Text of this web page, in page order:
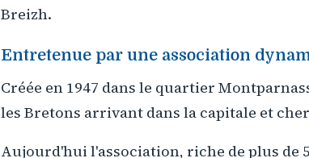
Breizh.
Entretenue par une association
Créée en 1947 dans le quartier
les Bretons arrivant dans la capitale et
Aujourd'hui l'association, riche de plus de